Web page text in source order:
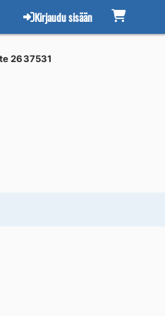
Kirjaudu sisään
2637531